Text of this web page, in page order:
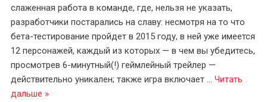
слаженная работа в команде, где, нельзя не указать,
разработчики постарались на славу: несмотря на то что
бета-тестирование пройдет в 2015 году, в ней уже имеется
12 персонажей, каждый из которых — в чем вы убедитесь,
просмотрев 6-минутный(!) геймлейный трейлер —
действительно уникален; также игра включает ... Читать
дальше »